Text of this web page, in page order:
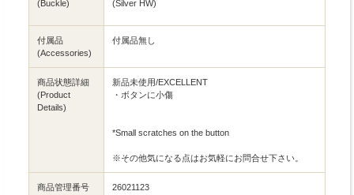
(Buckle)
(Silver HW)
付属品
(Accessories)
付属品無し
商品状態詳細
(Product
Details)
新品未使用/EXCELLENT
・ボタンに小傷
*Small scratches on the button
※その他気になる点はお気軽にお問合せ下さい。
商品管理番号 26021123